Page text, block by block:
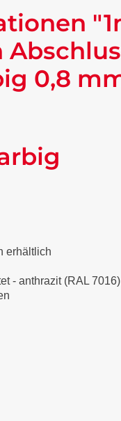
0,8
erhältlich
- anthrazit (RAL